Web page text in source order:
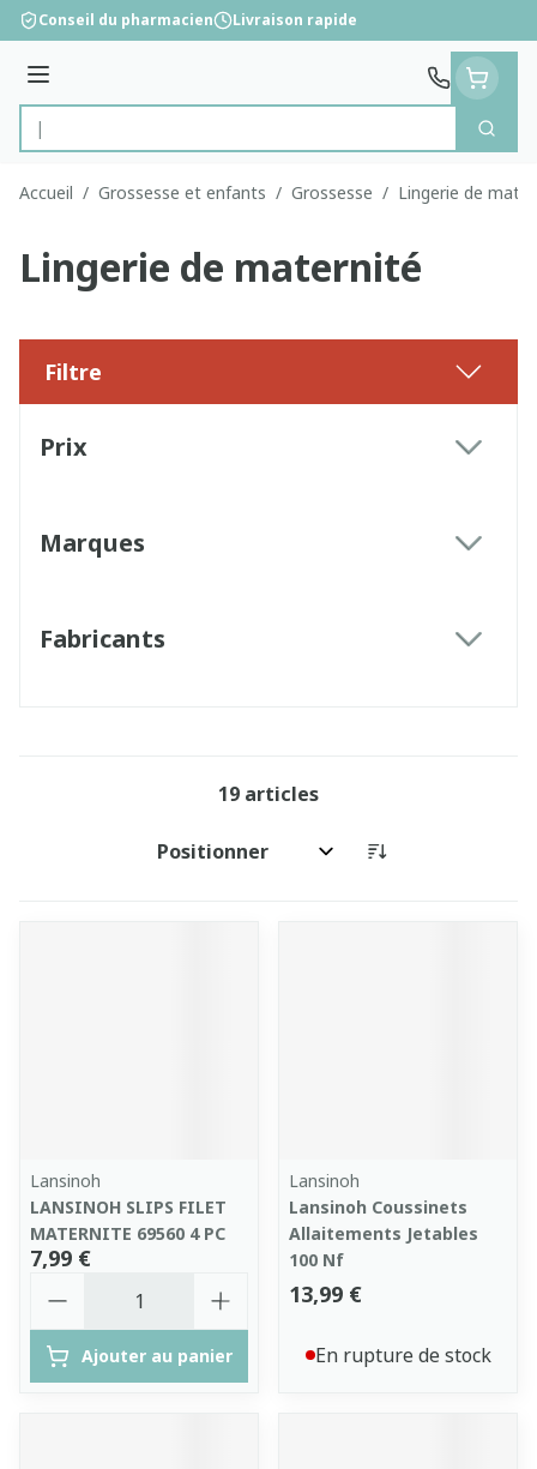
Aller au contenu
Conseil du pharmacien Livraison rapide
Menu
Rechercher
Accueil / Grossesse et enfants / Grossesse / Lingerie de
Lingerie de maternité
Filtre
Prix
Marques
Fabricants
19 articles
Trier par:
Lansinoh
LANSINOH SLIPS FILET
MATERNITE 69560 4 PC
7,99 €
Ajouter au panier
Lansinoh
Lansinoh Coussinets
Allaitements Jetables
100 Nf
13,99 €
En rupture de stock